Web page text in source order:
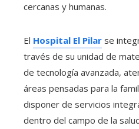
cercanas y humanas.
El Hospital El Pilar se
través de su unidad de
de tecnología avanzada,
áreas pensadas para la
disponer de servicios
dentro del campo de la